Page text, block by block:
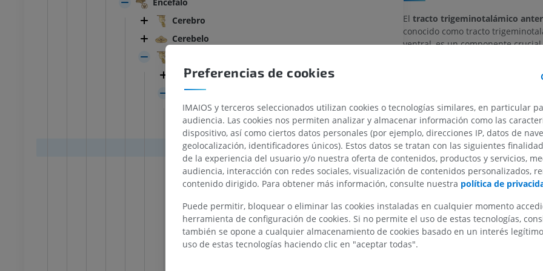
Cerebro
Cerebelo
Núcleos de los nervios craneales
Sustancia blanca del tronco encefálico
Lemnisco medial
Lemnisco trigeminal
Tracto trigeminotalámico anterior
Tracto trigeminotalámico posterior
Lemnisco espinal
Lemnisco lateral
Fascículo longitudinal medial
Fascículo longitudinal posterior
El tracto trigeminotalámico
conocido como tracto
ventral, es un componente
Principalmente, estas neuronas
responsables de transmitir
sensorial relacionada con el dolor
temperatura proveniente de la
cabeza. Las fibras de este tracto
cruzan, y ascienden para
información al núcleo ventral
(VPM) del tálamo en el lado
Adicionalmente, algunas fibras
tracto trigeminotalámico
delnúcleo sensitivo principal.
habiendo decusado, transmiten
IRM normal del tobillo
IRM del miembro inferior
IRM del miembro superior
IRM
PREMIUM
IRM del hombro
PREMIUM
IRM del carpo
IRM
Miembro
Ilustraciones
PREMIUM
Radiografías
inferior
Radiografía
GRATIS
Preferencias de cookies
IMAIOS y terceros seleccionados utilizan cookies o tecnologías similares, en particular
audiencia. Las cookies nos permiten analizar y almacenar información como las
dispositivo, así como ciertos datos personales (por ejemplo, direcciones IP, datos de
geolocalización, identificadores únicos). Estos datos se tratan con las siguientes
de la experiencia del usuario y/o nuestra oferta de contenidos, productos y servicios,
audiencia, interacción con redes sociales, visualización de contenidos personalizados,
contenido dirigido. Para obtener más información, consulte nuestra política de
Puede permitir, bloquear o eliminar las cookies instaladas en cualquier momento
herramienta de configuración de cookies. Si no permite el uso de estas tecnologías,
también se opone a cualquier almacenamiento de cookies basado en un interés
uso de estas tecnologías haciendo clic en "aceptar todas".